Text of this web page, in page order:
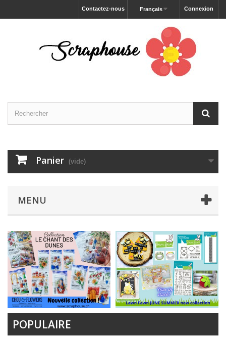
Connexion
Français
Contactez-nous
Panier (vide)
MENU
POPULAIRE